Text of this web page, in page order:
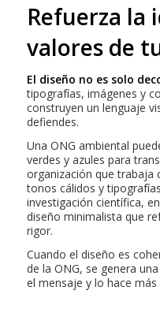
Refuerza la
valores de
El diseño no es solo
tipografías, imágenes y
construyen un lenguaje
defiendes.
Una ONG ambiental
verdes y azules para
organización que trabaja
tonos cálidos y
investigación científica,
diseño minimalista que
rigor.
Cuando el diseño es
de la ONG, se genera una
el mensaje y lo hace